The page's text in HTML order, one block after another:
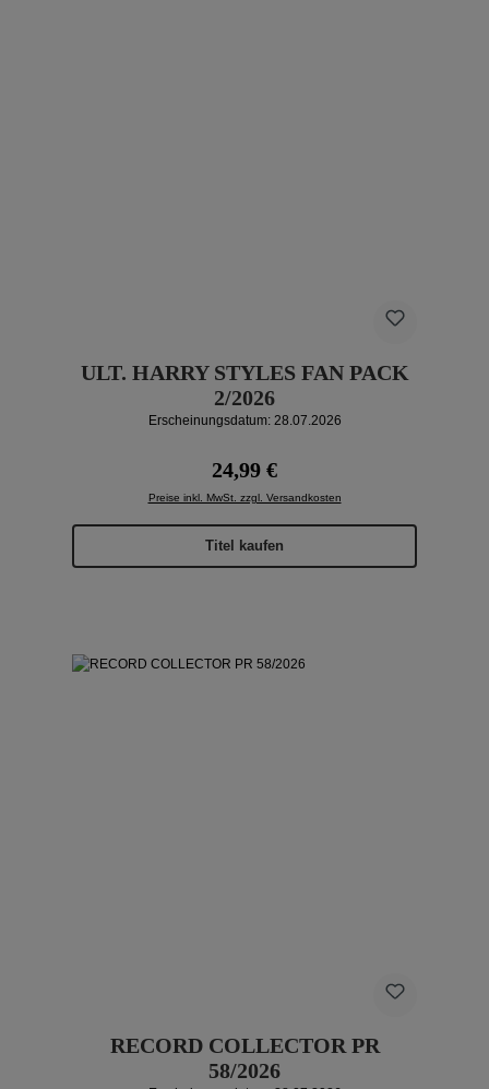
ULT. HARRY STYLES FAN PACK
2/2026
Erscheinungsdatum: 28.07.2026
Regulärer Preis:
24,99 €
Preise inkl. MwSt. zzgl. Versandkosten
Titel kaufen
RECORD COLLECTOR PR
58/2026